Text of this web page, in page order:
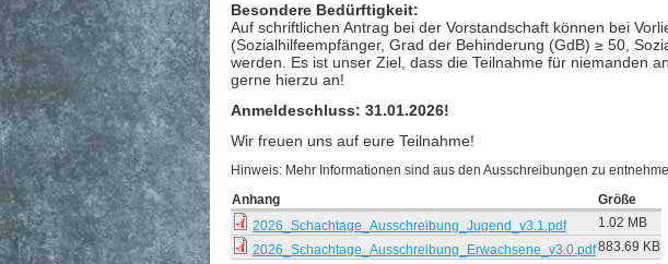
Besondere Bedürftigkeit:
Auf schriftlichen Antrag bei der Vorstandschaft können bei
(Sozialhilfeempfänger, Grad der Behinderung (GdB) ≥ 50,
werden. Es ist unser Ziel, dass die Teilnahme für niemanden
gerne hierzu an!
Anmeldeschluss: 31.01.2026!
Wir freuen uns auf eure Teilnahme!
Hinweis: Mehr Informationen sind aus den Ausschreibungen zu
Anhang
Größe
2026_Schachtage_Ausschreibung_Jugend_v3.1.pdf
1.02 MB
2026_Schachtage_Ausschreibung_Erwachsene_v3.0.pdf883.69 KB